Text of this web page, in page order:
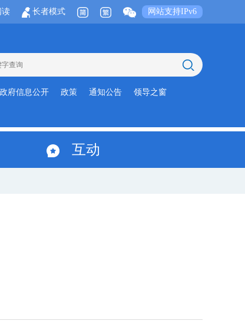
网站支持IPv6
读 长者模式
政府信息公开 政策 通知公告 领导之窗
互动